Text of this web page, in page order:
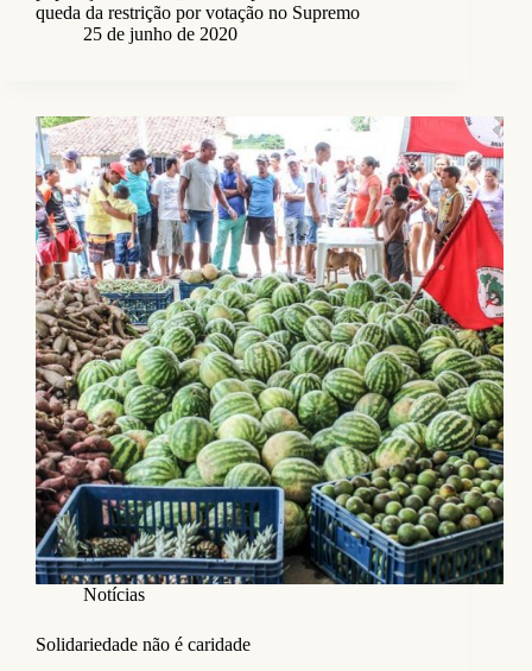
queda da restrição por votação no Supremo
25 de junho de 2020
Notícias
Solidariedade não é caridade